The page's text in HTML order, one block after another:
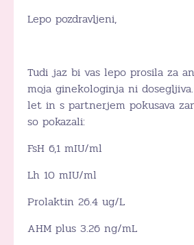
Lepo pozdravljeni,
Tudi jaz bi vas lepo prosila za
moja ginekologinja ni
let in s partnerjem pokusava
so pokazali:
FsH 6,1 mIU/ml
Lh 10 mIU/ml
Prolaktin 26.4 ug/L
AHM plus 3.26 ng/mL